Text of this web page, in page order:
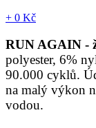
+ 0 Kč
RUN AGAIN -
polyester, 6%
90.000 cyklů.
na malý výkon
vodou.